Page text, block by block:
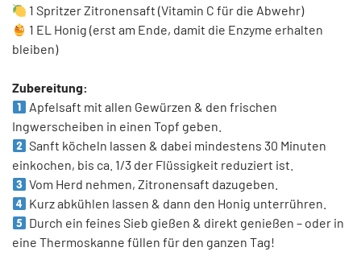
1 Spritzer Zitronensaft (Vitamin C für die Abwehr)
1 EL Honig (erst am Ende, damit die Enzyme erhalten
bleiben)
Zubereitung:
Apfelsaft mit allen Gewürzen & den frischen
Ingwerscheiben in einen Topf geben.
Sanft köcheln lassen & dabei mindestens 30 Minuten
einkochen, bis ca. 1/3 der Flüssigkeit reduziert ist.
Vom Herd nehmen, Zitronensaft dazugeben.
Kurz abkühlen lassen & dann den Honig unterrühren.
Durch ein feines Sieb gießen & direkt genießen – oder in
eine Thermoskanne füllen für den ganzen Tag!